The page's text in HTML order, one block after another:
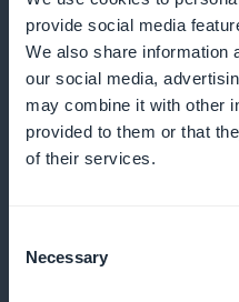
provide social media
We also share information
our social media,
may combine it with other
provided to them or that
of their services.
Selection
Necessary
Et bien